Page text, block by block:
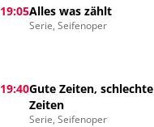
19:05Alles was zählt
Serie, Seifenoper
19:40Gute Zeiten, schlechte
Zeiten
Serie, Seifenoper